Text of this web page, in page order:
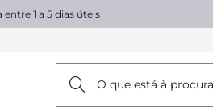
entre 1 a 5 dias úteis
O que está à